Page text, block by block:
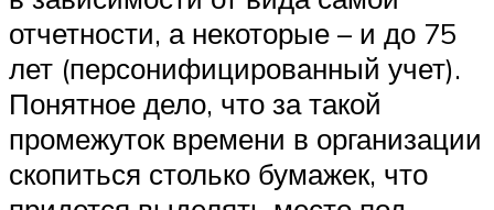
отчетности, а некоторые – и до 75
лет (персонифицированный учет).
Понятное дело, что за такой
промежуток времени в организации
скопиться столько бумажек, что